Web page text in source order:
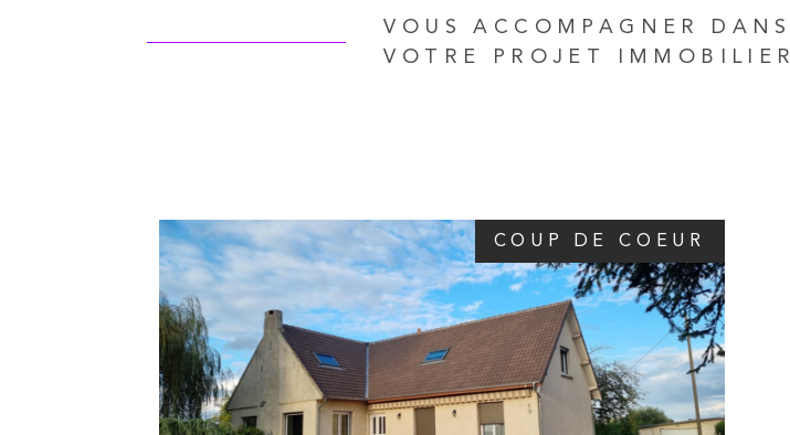
VOUS ACCOMPAGNER DANS
VOTRE PROJET IMMOBILIER
COUP DE COEUR